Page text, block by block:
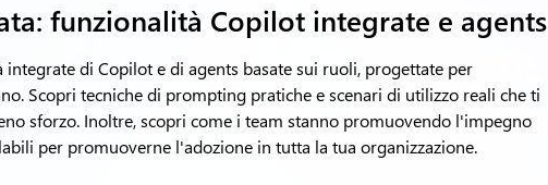
funzionalità Copilot integrate e agents
di Copilot e di agents basate sui ruoli, progettate per
Scopri tecniche di prompting pratiche e scenari di utilizzo reali che ti
sforzo. Inoltre, scopri come i team stanno promuovendo l'impegno
per promuoverne l'adozione in tutta la tua organizzazione.